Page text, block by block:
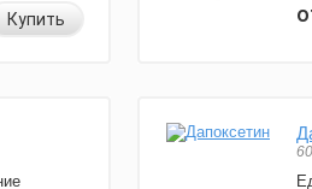
Купить